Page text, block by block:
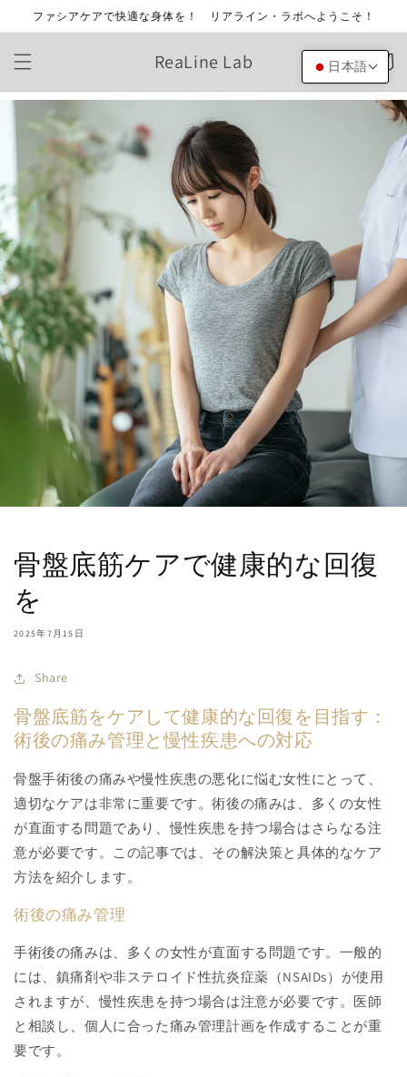
ンツに
進む
ファシアケアで快適な身体を！ リアライン・ラボへようこそ！
ReaLine Lab
ー
ト
骨盤底筋ケアで健康的な回復
を
2025年7月15日
Share
骨盤底筋をケアして健康的な回復を目指す：
術後の痛み管理と慢性疾患への対応
骨盤手術後の痛みや慢性疾患の悪化に悩む女性にとって、
適切なケアは非常に重要です。術後の痛みは、多くの女性
が直面する問題であり、慢性疾患を持つ場合はさらなる注
意が必要です。この記事では、その解決策と具体的なケア
方法を紹介します。
術後の痛み管理
手術後の痛みは、多くの女性が直面する問題です。一般的
には、鎮痛剤や非ステロイド性抗炎症薬（NSAIDs）が使用
されますが、慢性疾患を持つ場合は注意が必要です。医師
と相談し、個人に合った痛み管理計画を作成することが重
要です。
日本語